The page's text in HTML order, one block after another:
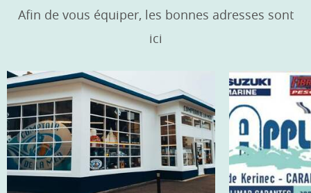
Afin de vous équiper, les bonnes adresses sont
ici